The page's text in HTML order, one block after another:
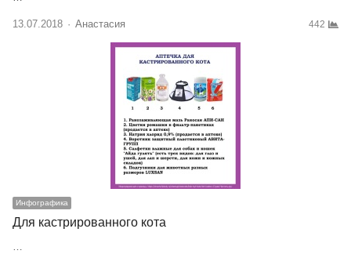
13.07.2018 Author
Анастасия 442
Инфографика
Для кастрированного кота
…